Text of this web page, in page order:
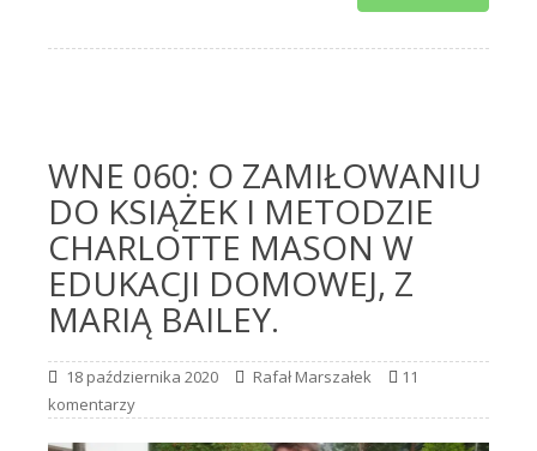
WNE 060: O ZAMIŁOWANIU
DO KSIĄŻEK I METODZIE
CHARLOTTE MASON W
EDUKACJI DOMOWEJ, Z
MARIĄ BAILEY.
18 października 2020 Rafał Marszałek
11
komentarzy